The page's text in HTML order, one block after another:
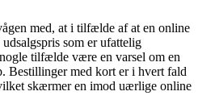
med, at i tilfælde af at en online
som er ufattelig
tilfælde være en varsel om en
Bestillinger med kort er i hvert fald
skærmer en imod uærlige online